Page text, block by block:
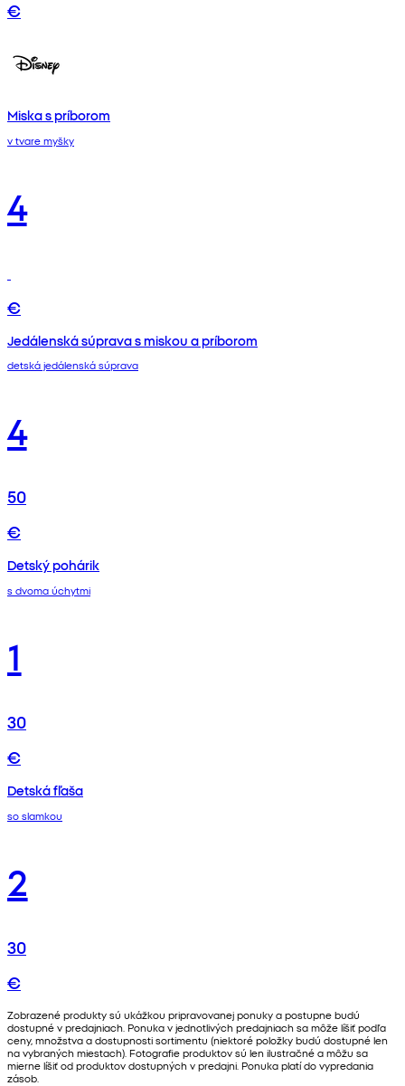
€
Miska s príborom
v tvare myšky
4
€
Jedálenská súprava s miskou a príborom
detská jedálenská súprava
4
50
€
Detský pohárik
s dvoma úchytmi
1
30
€
Detská fľaša
so slamkou
2
30
€
Zobrazené produkty sú ukážkou pripravovanej ponuky a postupne budú
dostupné v predajniach. Ponuka v jednotlivých predajniach sa môže líšiť podľa
ceny, množstva a dostupnosti sortimentu (niektoré položky budú dostupné len
na vybraných miestach). Fotografie produktov sú len ilustračné a môžu sa
mierne líšiť od produktov dostupných v predajni. Ponuka platí do vypredania
zásob.